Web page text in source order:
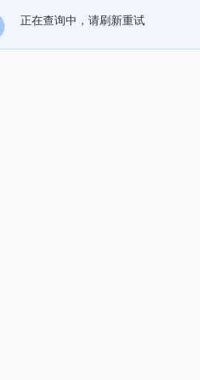
正在查询中，请刷新重试